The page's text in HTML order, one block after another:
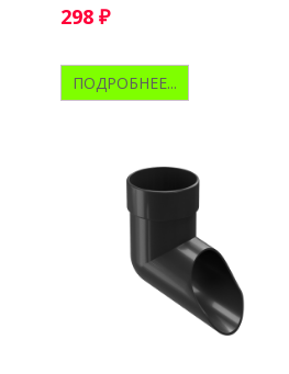
298 ₽
ПОДРОБНЕЕ...